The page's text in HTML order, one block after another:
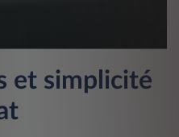
et simplicité